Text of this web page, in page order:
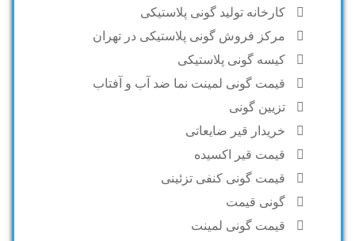
کارخانه تولید گونی پلاستیکی
مرکز فروش گونی پلاستیکی در تهران
کیسه گونی پلاستیکی
قیمت گونی لمینت نما ضد آب و آفتاب
تزیین گونی
خریدار قیر ضایعاتی
قیمت قیر اکسیده
قیمت گونی کنفی تزئینی
گونی قیمت
قیمت گونی لمینت